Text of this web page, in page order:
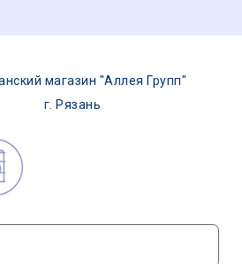
магазин "Аллея Групп"
г. Рязань